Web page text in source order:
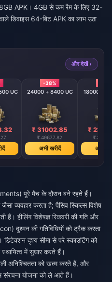
APK। 4GB से कम रैम के लिए 32-
डिवाइस 64-बिट APK का लाभ उठा
और देखें ›
UC
-38%
24000 + 8400 UC
₹ 31002.85
₹ 49677.82
अभी खरीदें
18000 +
₹
₹
अभी
पूरे मैच के दौरान बने रहते हैं।
व्यवहार करता है; पैसिव स्किल्स विशेष
हैं। हीलिंग विशेषज्ञ रिकवरी की गति और
दुश्मन की गतिविधियों को ट्रैक करता
दृश्य सीमा से परे स्काउटिंग को
में सुधार करते हैं।
अनिश्चितता को खत्म करते हैं, और
संरचना योजना को ले आते हैं।